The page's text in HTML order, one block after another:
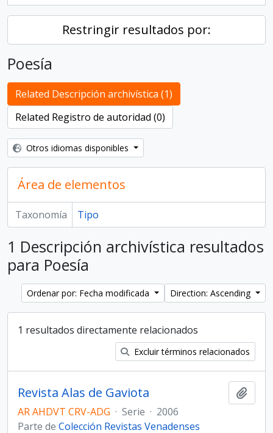
Restringir resultados por:
Poesía
Related Descripción archivística (1)
Related Registro de autoridad (0)
Otros idiomas disponibles
Área de elementos
Taxonomía Tipo
1 Descripción archivística resultados
para Poesía
Ordenar por: Fecha modificada Direction: Ascending
1 resultados directamente relacionados
Excluir términos relacionados
Revista Alas de Gaviota
AR AHDVT CRV-ADG · Serie · 2006
Parte de Colección Revistas Venadenses